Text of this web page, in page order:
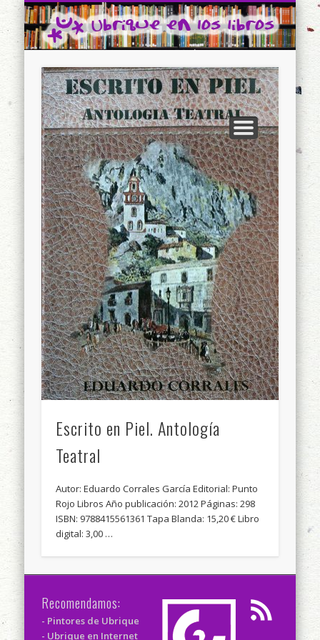
Ubrique en los libros
INICIO
CONTACTO
Escrito en Piel. Antología
Teatral
Autor: Eduardo Corrales García Editorial: Punto
Rojo Libros Año publicación: 2012 Páginas: 298
ISBN: 9788415561361 Tapa Blanda: 15,20 € Libro
digital: 3,00 …
Recomendamos:
- Pintores de Ubrique
- Ubrique en Internet